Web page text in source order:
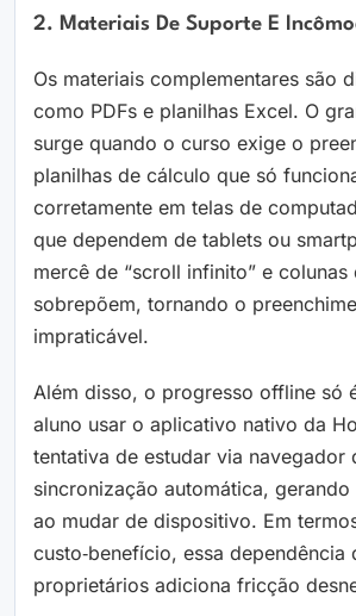
2. Materiais De Suporte E
Os materiais complementares são
como PDFs e planilhas Excel. O
surge quando o curso exige o
planilhas de cálculo que só
corretamente em telas de
que dependem de tablets ou
mercê de “scroll infinito” e colunas
sobrepõem, tornando o
impraticável.
Além disso, o progresso offline só
aluno usar o aplicativo nativo da
tentativa de estudar via navegador
sincronização automática,
ao mudar de dispositivo. Em
custo‑benefício, essa dependência
proprietários adiciona fricção